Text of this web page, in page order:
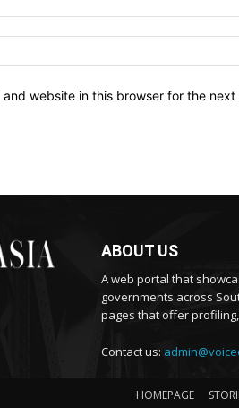
and website in this browser for the
ABOUT US
A web portal that
governments across
pages that offer
Contact us:
HOMEPAGE